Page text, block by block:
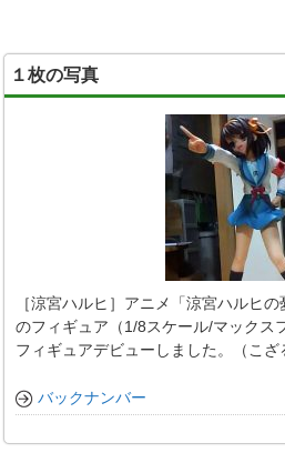
１枚の写真
［涼宮ハルヒ］アニメ「涼宮ハルヒ
のフィギュア（1/8スケール/マックス
フィギュアデビューしました。（こ
バックナンバー